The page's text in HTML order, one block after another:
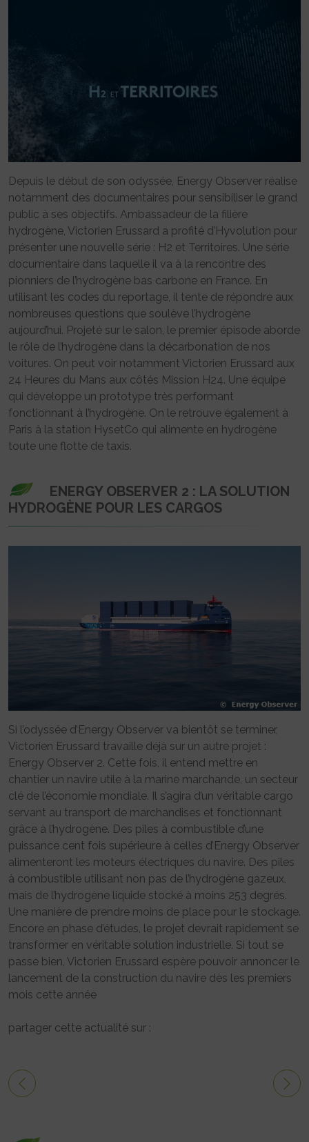
Depuis le début de son odyssée, Energy Observer réalise
notamment des documentaires pour sensibiliser le grand
public à ses objectifs. Ambassadeur de la filière
hydrogène, Victorien Erussard a profité d’Hyvolution pour
présenter une nouvelle série : H2 et Territoires. Une série
documentaire dans laquelle il va à la rencontre des
pionniers de l’hydrogène bas carbone en France. En
utilisant les codes du reportage, il tente de répondre aux
nombreuses questions que soulève l’hydrogène
aujourd’hui. Projeté sur le salon, le premier épisode aborde
le rôle de l’hydrogène dans la décarbonation de nos
voitures. On peut voir notamment Victorien Erussard aux
24 Heures du Mans aux côtés Mission H24. Une équipe
qui développe un prototype très performant
fonctionnant à l’hydrogène. On le retrouve également à
Paris à la station HysetCo qui alimente en hydrogène
toute une flotte de taxis.
ENERGY OBSERVER 2 : LA SOLUTION
HYDROGÈNE POUR LES CARGOS
Si l’odyssée d’Energy Observer va bientôt se terminer,
Victorien Erussard travaille déjà sur un autre projet :
Energy Observer 2. Cette fois, il entend mettre en
chantier un navire utile à la marine marchande, un secteur
clé de l’économie mondiale. Il s’agira d’un véritable cargo
servant au transport de marchandises et fonctionnant
grâce à l’hydrogène. Des piles à combustible d’une
puissance cent fois supérieure à celles d’Energy Observer
alimenteront les moteurs électriques du navire. Des piles
à combustible utilisant non pas de l’hydrogène gazeux,
mais de l’hydrogène liquide stocké à moins 253 degrés.
Une manière de prendre moins de place pour le stockage.
Encore en phase d’études, le projet devrait rapidement se
transformer en véritable solution industrielle. Si tout se
passe bien, Victorien Erussard espère pouvoir annoncer le
lancement de la construction du navire dès les premiers
mois cette année
partager cette actualité sur :